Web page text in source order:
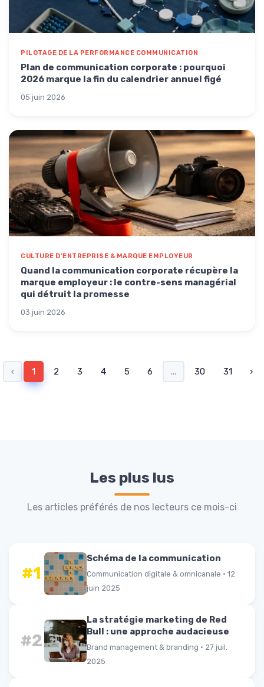
PILOTAGE DE LA PERFORMANCE COMMUNICATION
Plan de communication corporate : pourquoi
2026 marque la fin du calendrier annuel figé
05 juin 2026
CULTURE D’ENTREPRISE & MARQUE EMPLOYEUR
Quand la communication corporate récupère la
marque employeur : le contre-sens managérial
qui détruit la promesse
03 juin 2026
‹ 1 2 3 4 5 6 ... 30 31 ›
Les plus lus
Les articles préférés de nos lecteurs ce mois-ci
#1
Schéma de la communication
Communication digitale & omnicanale · 12
juin 2025
#2
La stratégie marketing de Red
Bull : une approche audacieuse
Brand management & branding · 27 juil.
2025